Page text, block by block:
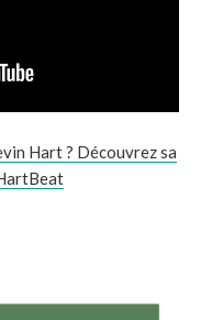
Hart ? Découvrez sa